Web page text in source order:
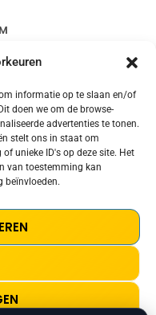
informatie op te slaan en/of
doen we om de browse-
advertenties te tonen.
stelt ons in staat om
unieke ID's op deze site. Het
van toestemming kan
beïnvloeden.